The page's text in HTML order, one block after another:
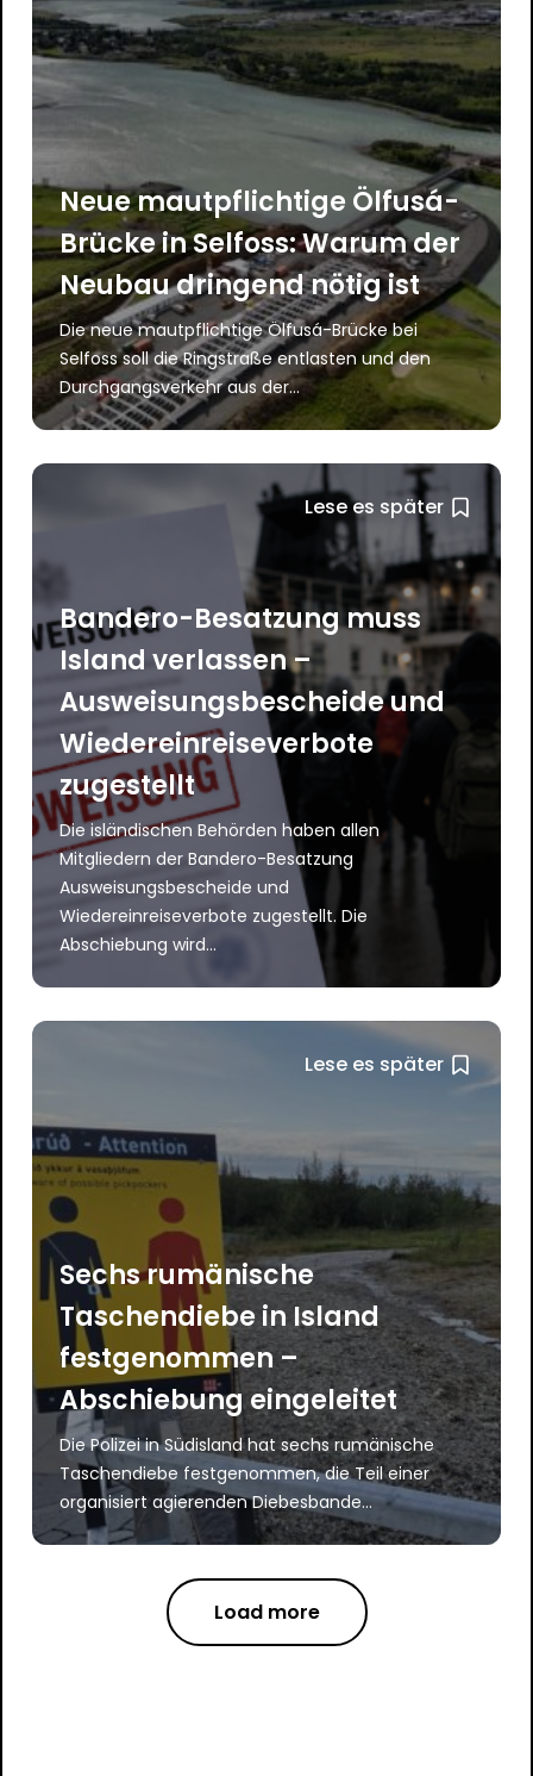
Neue mautpflichtige Ölfusá-
Brücke in Selfoss: Warum der
Neubau dringend nötig ist
Die neue mautpflichtige Ölfusá-Brücke bei
Selfoss soll die Ringstraße entlasten und den
Durchgangsverkehr aus der...
Lese es später
Bandero-Besatzung muss
Island verlassen –
Ausweisungsbescheide und
Wiedereinreiseverbote
zugestellt
Die isländischen Behörden haben allen
Mitgliedern der Bandero-Besatzung
Ausweisungsbescheide und
Wiedereinreiseverbote zugestellt. Die
Abschiebung wird...
Lese es später
Sechs rumänische
Taschendiebe in Island
festgenommen –
Abschiebung eingeleitet
Die Polizei in Südisland hat sechs rumänische
Taschendiebe festgenommen, die Teil einer
organisiert agierenden Diebesbande...
Load more